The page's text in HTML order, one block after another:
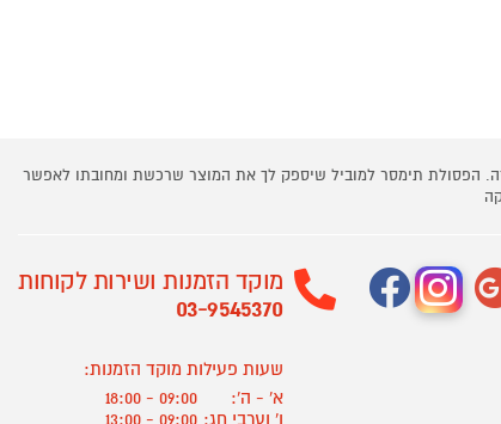
הפסולת תימסר למוביל שיספק לך את המוצר שרכשת ומחובתו לאפשר
מוקד הזמנות ושירות לקוחות
03-9545370
שעות פעילות מוקד הזמנות:
א' - ה':
09:00 - 18:00
ו' וערבי חג: 09:00 - 13:00